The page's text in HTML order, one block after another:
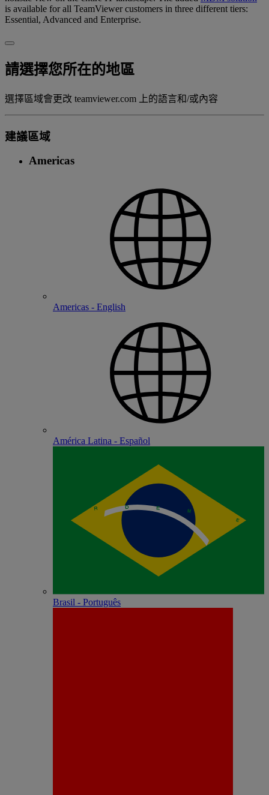
is available for all TeamViewer customers in three different tiers:
Essential, Advanced and Enterprise.
請選擇您所在的地區
選擇區域會更改 teamviewer.com 上的語言和/或內容
建議區域
Americas
Americas - English
América Latina - Español
Brasil - Português